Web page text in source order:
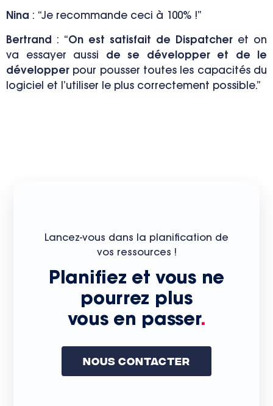
Nina : “Je recommande ceci à 100% !”
Bertrand : “On est satisfait de Dispatcher et on
va essayer aussi de se développer et de le
développer pour pousser toutes les capacités du
logiciel et l’utiliser le plus correctement possible.”
Lancez-vous dans la planification de
vos ressources !
Planifiez et vous ne
pourrez plus
vous en passer.
Nous Contacter